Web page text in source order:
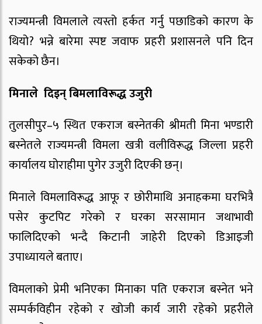
राज्यमन्त्री विमलाले त्यस्तो हर्कत गर्नु पछाडिको कारण के
थियो? भन्ने बारेमा स्पष्ट जवाफ प्रहरी प्रशासनले पनि दिन
सकेको छैन।
मिनाले दिइन् बिमलाविरूद्ध उजुरी
तुलसीपुर–५ स्थित एकराज बस्नेतकी श्रीमती मिना भण्डारी
बस्नेतले राज्यमन्त्री विमला खत्री वलीविरूद्ध जिल्ला प्रहरी
कार्यालय घोराहीमा पुगेर उजुरी दिएकी छन्।
मिनाले विमलाविरूद्ध आफू र छोरीमाथि अनाहकमा घरभित्रै
पसेर कुटपिट गरेको र घरका सरसामान जथाभावी
फालिदिएको भन्दै किटानी जाहेरी दिएको डिआइजी
उपाध्यायले बताए।
विमलाको प्रेमी भनिएका मिनाका पति एकराज बस्नेत भने
सम्पर्कविहीन रहेको र खोजी कार्य जारी रहेको प्रहरीले